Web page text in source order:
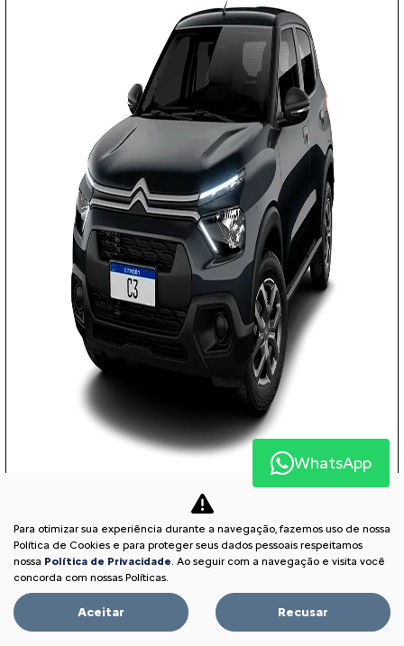
COM SEU USADO NA TROCA
À VISTA POR R$ 75.590,00
PESSOA FÍSICA
WhatsApp
Para otimizar sua experiência durante a navegação, fazemos uso de nossa
Política de Cookies e para proteger seus dados pessoais respeitamos
nossa Política de Privacidade. Ao seguir com a navegação e visita você
concorda com nossas Políticas.
Aceitar Recusar